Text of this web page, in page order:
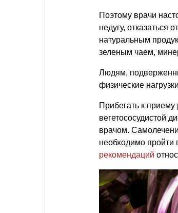
Поэтому врачи
недугу, отказаться
натуральным
зеленым чаем,
Людям,
физические
Прибегать к
вегетососудистой
врачом.
необходимо пройти
рекомендаций